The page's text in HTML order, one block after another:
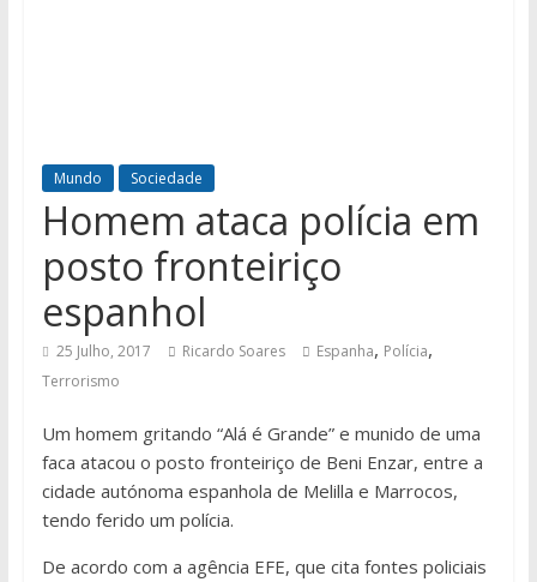
Mundo Sociedade
Homem ataca polícia em
posto fronteiriço
espanhol
25 Julho, 2017 Ricardo Soares Espanha, Polícia,
Terrorismo
Um homem gritando “Alá é Grande” e munido de uma
faca atacou o posto fronteiriço de Beni Enzar, entre a
cidade autónoma espanhola de Melilla e Marrocos,
tendo ferido um polícia.
De acordo com a agência EFE, que cita fontes policiais